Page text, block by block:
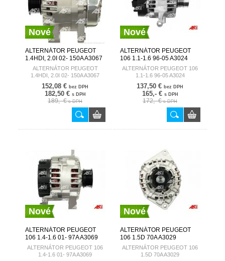
Nové
ALTERNÁTOR PEUGEOT
1.4HDI, 2.0I 02- 150A A3067
AUTOSTARTER
ALTERNÁTOR PEUGEOT
1.4HDI, 2.0I 02- 150A A3067
152,08 € bez DPH
182,50 € s DPH
189,- €s DPH
Nové
ALTERNÁTOR PEUGEOT
106 1.1-1.6 96-05 A3024
AUTOSTARTER
ALTERNÁTOR PEUGEOT 106
1.1-1.6 96-05 A3024
137,50 € bez DPH
165,- € s DPH
172,- €s DPH
Nové
ALTERNÁTOR PEUGEOT
106 1.4-1.6 01- 97A A3069
AUTOSTARTER
ALTERNÁTOR PEUGEOT 106
1.4-1.6 01- 97A A3069
Nové
ALTERNÁTOR PEUGEOT
106 1.5D 70A A3029
AUTOSTARTER
ALTERNÁTOR PEUGEOT 106
1.5D 70A A3029